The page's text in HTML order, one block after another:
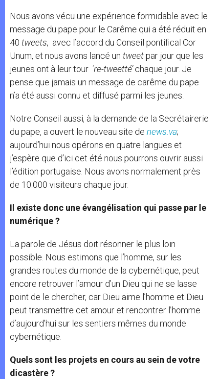
Nous avons vécu une expérience formidable avec le
message du pape pour le Carême qui a été réduit en
40 tweets, avec l’accord du Conseil pontifical Cor
Unum, et nous avons lancé un tweetpar jour que les
jeunes ont à leur tour ‘re-tweetté’chaque jour. Je
pense que jamais un message de carême du pape
n’a été aussi connu et diffusé parmi les jeunes.
Notre Conseil aussi, à la demande de la Secrétairerie
du pape, a ouvert le nouveau site de news.va;
aujourd’hui nous opérons en quatre langues et
j’espère que d’ici cet été nous pourrons ouvrir aussi
l’édition portugaise. Nous avons normalement près
de 10.000 visiteurs chaque jour.
Il existe donc une évangélisation qui passe par le
numérique ?
La parole de Jésus doit résonner le plus loin
possible. Nous estimons que l’homme, sur les
grandes routes du monde de la cybernétique, peut
encore retrouver l’amour d’un Dieu qui ne se lasse
point de le chercher, car Dieu aime l’homme et Dieu
peut transmettre cet amour et rencontrer l’homme
d’aujourd’hui sur les sentiers mêmes du monde
cybernétique.
Quels sont les projets en cours au sein de votre
dicastère ?